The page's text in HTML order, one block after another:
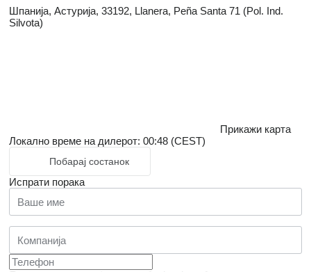
Шпанија, Астурија, 33192, Llanera, Peña Santa 71 (Pol. Ind.
Silvota)
Прикажи карта
Локално време на дилерот: 00:48 (CEST)
Побарај состанок
Испрати порака